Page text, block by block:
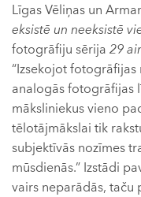
Līgas Vēliņas un
eksistē un neeksistē
fotogrāfiju sērija 29
“Izsekojot
analogās fotogrāfijas
māksliniekus vieno
tēlotājmākslai tik
subjektīvās nozīmes
mūsdienās.” Izstādi
vairs neparādās, taču